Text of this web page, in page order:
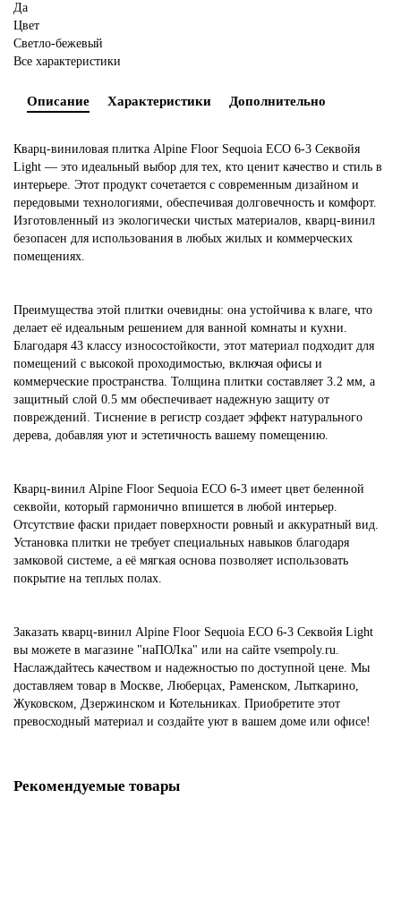
Да
Цвет
Светло-бежевый
Все характеристики
Описание Характеристики Дополнительно
Кварц-виниловая плитка Alpine Floor Sequoia ECO 6-3 Секвойя
Light — это идеальный выбор для тех, кто ценит качество и стиль в
интерьере. Этот продукт сочетается с современным дизайном и
передовыми технологиями, обеспечивая долговечность и комфорт.
Изготовленный из экологически чистых материалов, кварц-винил
безопасен для использования в любых жилых и коммерческих
помещениях.
Преимущества этой плитки очевидны: она устойчива к влаге, что
делает её идеальным решением для ванной комнаты и кухни.
Благодаря 43 классу износостойкости, этот материал подходит для
помещений с высокой проходимостью, включая офисы и
коммерческие пространства. Толщина плитки составляет 3.2 мм, а
защитный слой 0.5 мм обеспечивает надежную защиту от
повреждений. Тиснение в регистр создает эффект натурального
дерева, добавляя уют и эстетичность вашему помещению.
Кварц-винил Alpine Floor Sequoia ECO 6-3 имеет цвет беленной
секвойи, который гармонично впишется в любой интерьер.
Отсутствие фаски придает поверхности ровный и аккуратный вид.
Установка плитки не требует специальных навыков благодаря
замковой системе, а её мягкая основа позволяет использовать
покрытие на теплых полах.
Заказать кварц-винил Alpine Floor Sequoia ECO 6-3 Секвойя Light
вы можете в магазине "наПОЛка" или на сайте vsempoly.ru.
Наслаждайтесь качеством и надежностью по доступной цене. Мы
доставляем товар в Москве, Люберцах, Раменском, Лыткарино,
Жуковском, Дзержинском и Котельниках. Приобретите этот
превосходный материал и создайте уют в вашем доме или офисе!
Рекомендуемые товары